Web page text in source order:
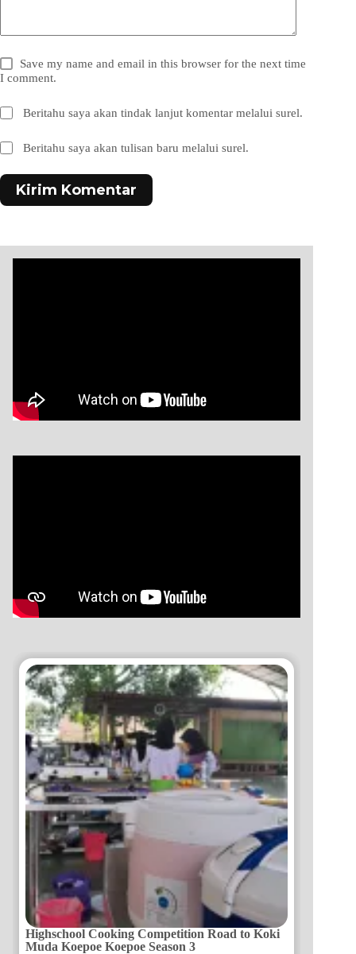
Save my name and email in this browser for the next time
I comment.
Beritahu saya akan tindak lanjut komentar melalui surel.
Beritahu saya akan tulisan baru melalui surel.
Kirim Komentar
Highschool Cooking Competition Road to Koki
Muda Koepoe Koepoe Season 3